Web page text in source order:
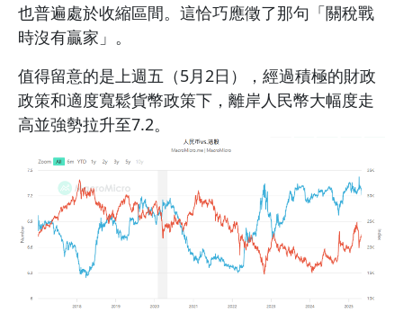
也普遍處於收縮區間。這恰巧應徵了那句「關稅戰
時沒有贏家」。
值得留意的是上週五（5月2日），經過積極的財政
政策和適度寬鬆貨幣政策下，離岸人民幣大幅度走
高並強勢拉升至7.2。